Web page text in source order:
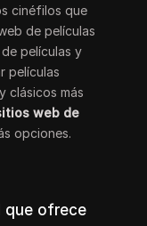
cinéfilos que
de películas
de películas y
películas
clásicos más
web de
opciones.
que ofrece